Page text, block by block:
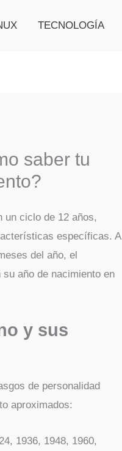
TECNOLOGÍA
saber tu
un ciclo de 12 años,
específicas. A
del año, el
año de nacimiento en
y sus
de personalidad
aproximados:
1936, 1948, 1960,